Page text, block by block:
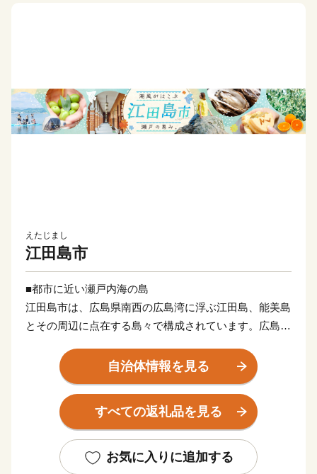
えたじまし
江田島市
■都市に近い瀬戸内海の島
江田島市は、広島県南西の広島湾に浮ぶ江田島、能美島
とその周辺に点在する島々で構成されています。広島市
メートルに位置し、呉市とは音戸大橋と早瀬大橋で結ば
れています。また広島港からも定期船が頻繁に行き来
し、海路からもアクセスしやすい環境にあります。
空から見るとザリガニのような形をしており、その複雑
中穏やかな江田島湾、風光明媚な沖美町沿岸、潮の流れ
自治体情報を見る
すべての返礼品を見る
お気に入りに追加する